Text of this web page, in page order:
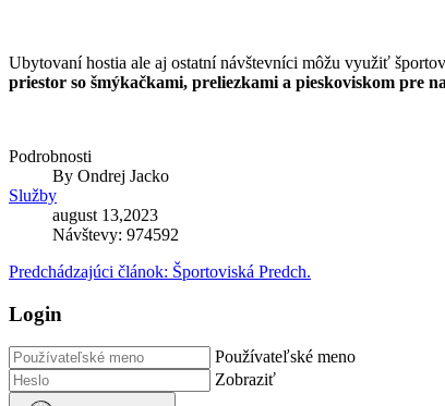
Ubytovaní hostia ale aj ostatní návštevníci môžu využiť
priestor so šmýkačkami, preliezkami a pieskoviskom pre
Podrobnosti
By Ondrej Jacko
Služby
august 13,2023
Návštevy: 974592
Predchádzajúci článok: Športoviská Predch.
Login
Používateľské meno
Zobraziť